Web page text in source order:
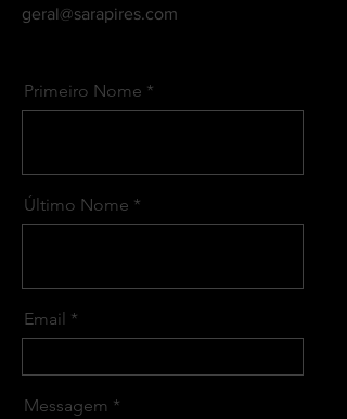
geral@sarapires.com
Primeiro Nome
Último Nome
Email
Messagem